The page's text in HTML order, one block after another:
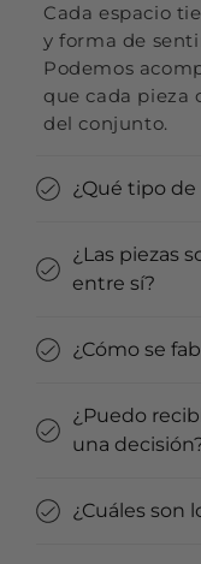
Cada espacio
y forma de
Podemos
que cada pieza
del conjunto.
¿Qué tipo
¿Las piezas
entre sí?
¿Cómo se
¿Puedo
una
¿Cuáles son